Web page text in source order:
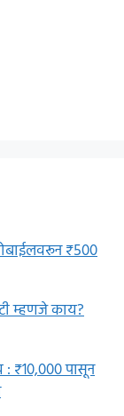
₹500
म्हणजे काय?
₹10,000 पासून